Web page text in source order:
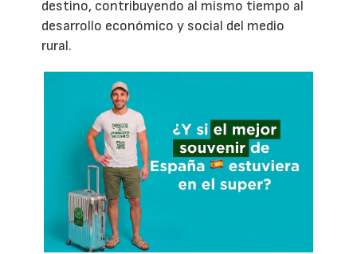
destino, contribuyendo al mismo tiempo al
desarrollo económico y social del medio
rural.